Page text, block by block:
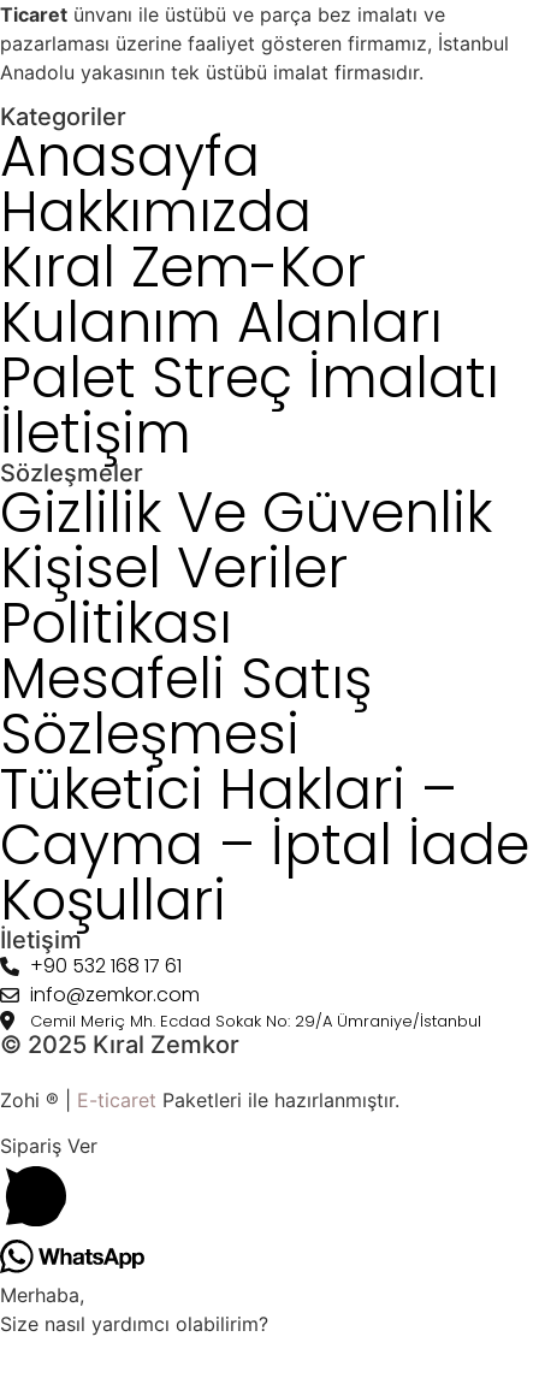
Ticaret ünvanı ile üstübü ve parça bez imalatı ve
pazarlaması üzerine faaliyet gösteren firmamız, İstanbul
Anadolu yakasının tek üstübü imalat firmasıdır.
Kategoriler
Anasayfa
Hakkımızda
Kıral Zem-Kor
Kulanım Alanları
Palet Streç İmalatı
İletişim
Sözleşmeler
Gizlilik Ve Güvenlik
Kişisel Veriler
Politikası
Mesafeli Satış
Sözleşmesi
Tüketici Haklari –
Cayma – İptal İade
Koşullari
İletişim
+90 532 168 17 61
info@zemkor.com
Cemil Meriç Mh. Ecdad Sokak No: 29/A Ümraniye/İstanbul
© 2025 Kıral Zemkor
Zohi ® | E-ticaret Paketleri ile hazırlanmıştır.
Sipariş Ver
Merhaba,
Size nasıl yardımcı olabilirim?